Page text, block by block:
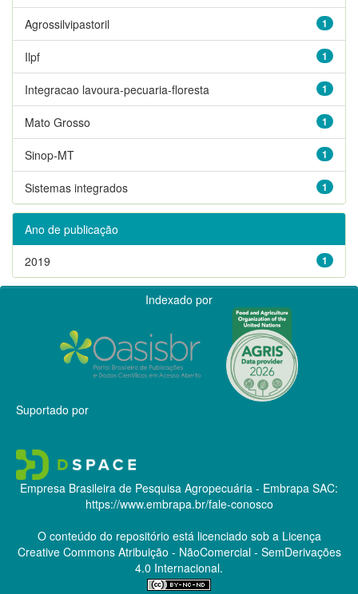
1
Agrossilvipastoril
1
Ilpf
1
Integracao lavoura-pecuaria-floresta
1
Mato Grosso
1
Sinop-MT
1
Sistemas integrados
Ano de publicação
1
2019
Indexado por
Suportado por
Empresa Brasileira de Pesquisa Agropecuária - Embrapa SAC:
https://www.embrapa.br/fale-conosco
O conteúdo do repositório está licenciado sob a Licença
Creative CommonsAtribuição - NãoComercial - SemDerivações
4.0 Internacional.